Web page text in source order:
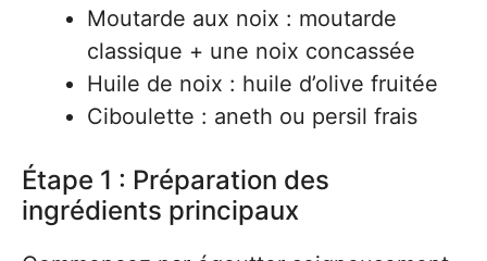
Moutarde aux noix : moutarde
classique + une noix concassée
Huile de noix : huile d’olive fruitée
Ciboulette : aneth ou persil frais
Étape 1 : Préparation des
ingrédients principaux